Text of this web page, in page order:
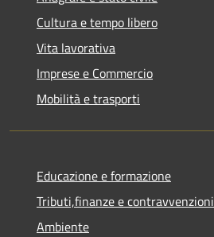
Cultura e tempo libero
Vita lavorativa
Imprese e Commercio
Mobilità e trasporti
Educazione e formazione
Tributi,finanze e contravvenzioni
Ambiente